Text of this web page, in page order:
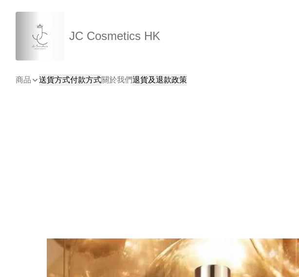
JC Cosmetics HK
商品 送貨方式付款方式關於我們退貨及退款政策